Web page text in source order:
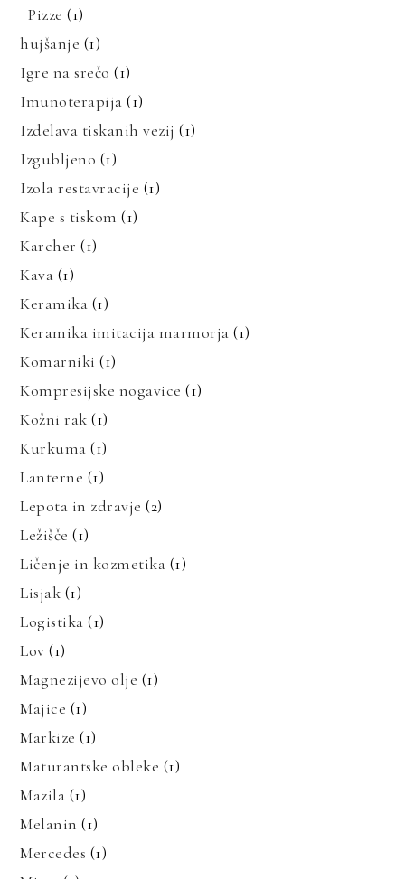
Pizze (1)
hujšanje (1)
Igre na srečo (1)
Imunoterapija (1)
Izdelava tiskanih vezij (1)
Izgubljeno (1)
Izola restavracije (1)
Kape s tiskom (1)
Karcher (1)
Kava (1)
Keramika (1)
Keramika imitacija marmorja (1)
Komarniki (1)
Kompresijske nogavice (1)
Kožni rak (1)
Kurkuma (1)
Lanterne (1)
Lepota in zdravje (2)
Ležišče (1)
Ličenje in kozmetika (1)
Lisjak (1)
Logistika (1)
Lov (1)
Magnezijevo olje (1)
Majice (1)
Markize (1)
Maturantske obleke (1)
Mazila (1)
Melanin (1)
Mercedes (1)